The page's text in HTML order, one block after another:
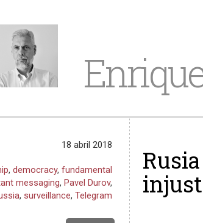
18 abril 2018
,democracy,fundamental
messaging,Pavel Durov,
, surveillance,Telegram